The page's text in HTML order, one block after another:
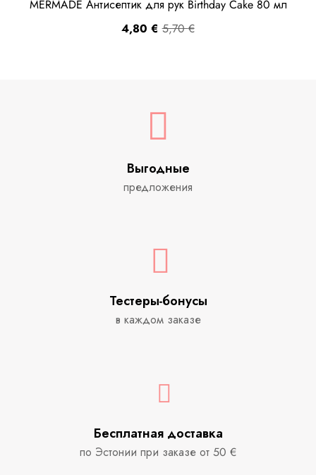
MERMADE Антисептик для рук Birthday Cake 80 мл
5,70€
4,80€
Выгодные
предложения
Тестеры-бонусы
в каждом заказе
Бесплатная доставка
по Эстонии при заказе от 50 €